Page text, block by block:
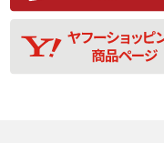
D
使用感や目立
あり、一般的
品